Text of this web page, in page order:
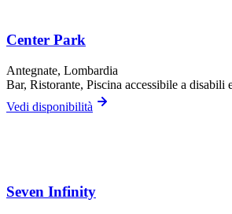
Center Park
Antegnate, Lombardia
Bar, Ristorante, Piscina accessibile a disabili
Vedi disponibilità
Seven Infinity